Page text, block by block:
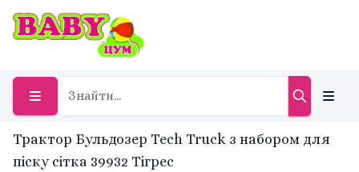
Трактор Бульдозер Tech Truck з набором для
піску сітка 39932 Тігрес